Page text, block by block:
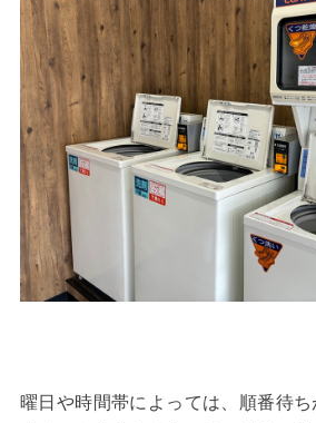
曜日や時間帯によっては、順番待